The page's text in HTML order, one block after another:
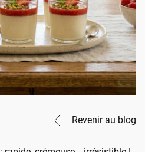
Revenir au blog